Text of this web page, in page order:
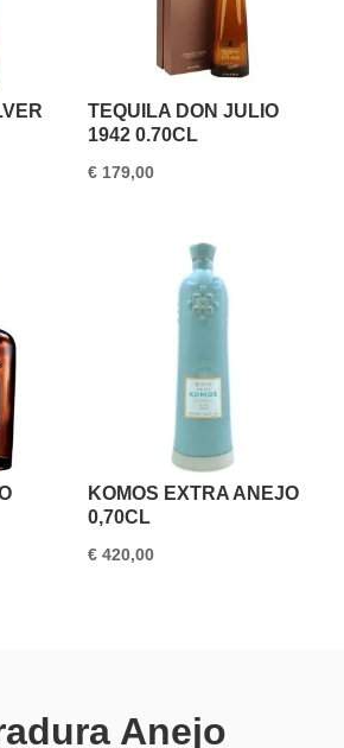
TEQUILA DON JULIO
1942 0.70CL
€ 179,00
KOMOS EXTRA ANEJO
0,70CL
€ 420,00
Anejo